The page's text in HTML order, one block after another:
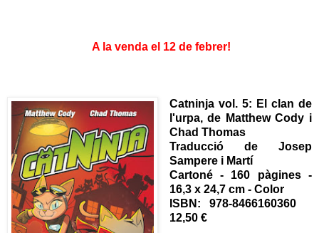
A la venda el 12 de febrer!
Catninja vol. 5: El clan de
l'urpa, de Matthew Cody i
Chad Thomas
Traducció de Josep
Sampere i Martí
Cartoné - 160 pàgines -
16,3 x 24,7 cm - Color
ISBN:
978-8466160360
12,50 €